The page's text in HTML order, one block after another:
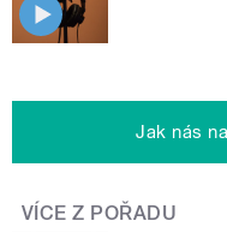
Jak nás
VÍCE Z POŘADU